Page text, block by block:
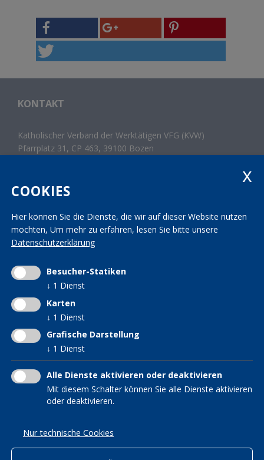
KONTAKT
Katholischer Verband der Werktätigen VFG (KVW)
Pfarrplatz 31, CP 463, 39100 Bozen
landesleitung@kvw.org
Impressum|Datenschutz|Transparenz
Mwst.-Nr. 01163950213 | St.-Nr. 80006160214
INTERESSENSGRUPPEN IM
Frauen im KVW
KVW Hilfsfonds
KVW Interessensgruppe
für Verwitwete und
Alleinstehende
KVW Senioren
Hebammen im KVW
Südtiroler in der Welt
MITGLIED WERDEN
COOKIES
Hier können Sie die Dienste, die wir auf dieser Website nutzen
möchten, Um mehr zu erfahren, lesen Sie bitte unsere
Datenschutzerklärung
Besucher-Statiken
↓ 1 Dienst
Karten
↓ 1 Dienst
Grafische Darstellung
↓ 1 Dienst
Alle Dienste aktivieren oder deaktivieren
Mit diesem Schalter können Sie alle Dienste aktivieren
oder deaktivieren.
Nur technische Cookies